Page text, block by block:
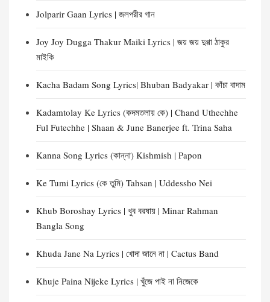
Jolparir Gaan Lyrics | জলপরীর গান
Joy Joy Dugga Thakur Maiki Lyrics | জয় জয় দুগ্গা ঠাকুর
মাইকি
Kacha Badam Song Lyrics| Bhuban Badyakar | কাঁচা বাদাম
Kadamtolay Ke Lyrics (কদমতলায় কে) | Chand Uthechhe
Ful Futechhe | Shaan & June Banerjee ft. Trina Saha
Kanna Song Lyrics (কান্না) Kishmish | Papon
Ke Tumi Lyrics (কে তুমি) Tahsan | Uddessho Nei
Khub Boroshay Lyrics | খুব বরষায় | Minar Rahman
Bangla Song
Khuda Jane Na Lyrics | খোদা জানে না | Cactus Band
Khuje Paina Nijeke Lyrics | খুঁজে পাই না নিজেকে